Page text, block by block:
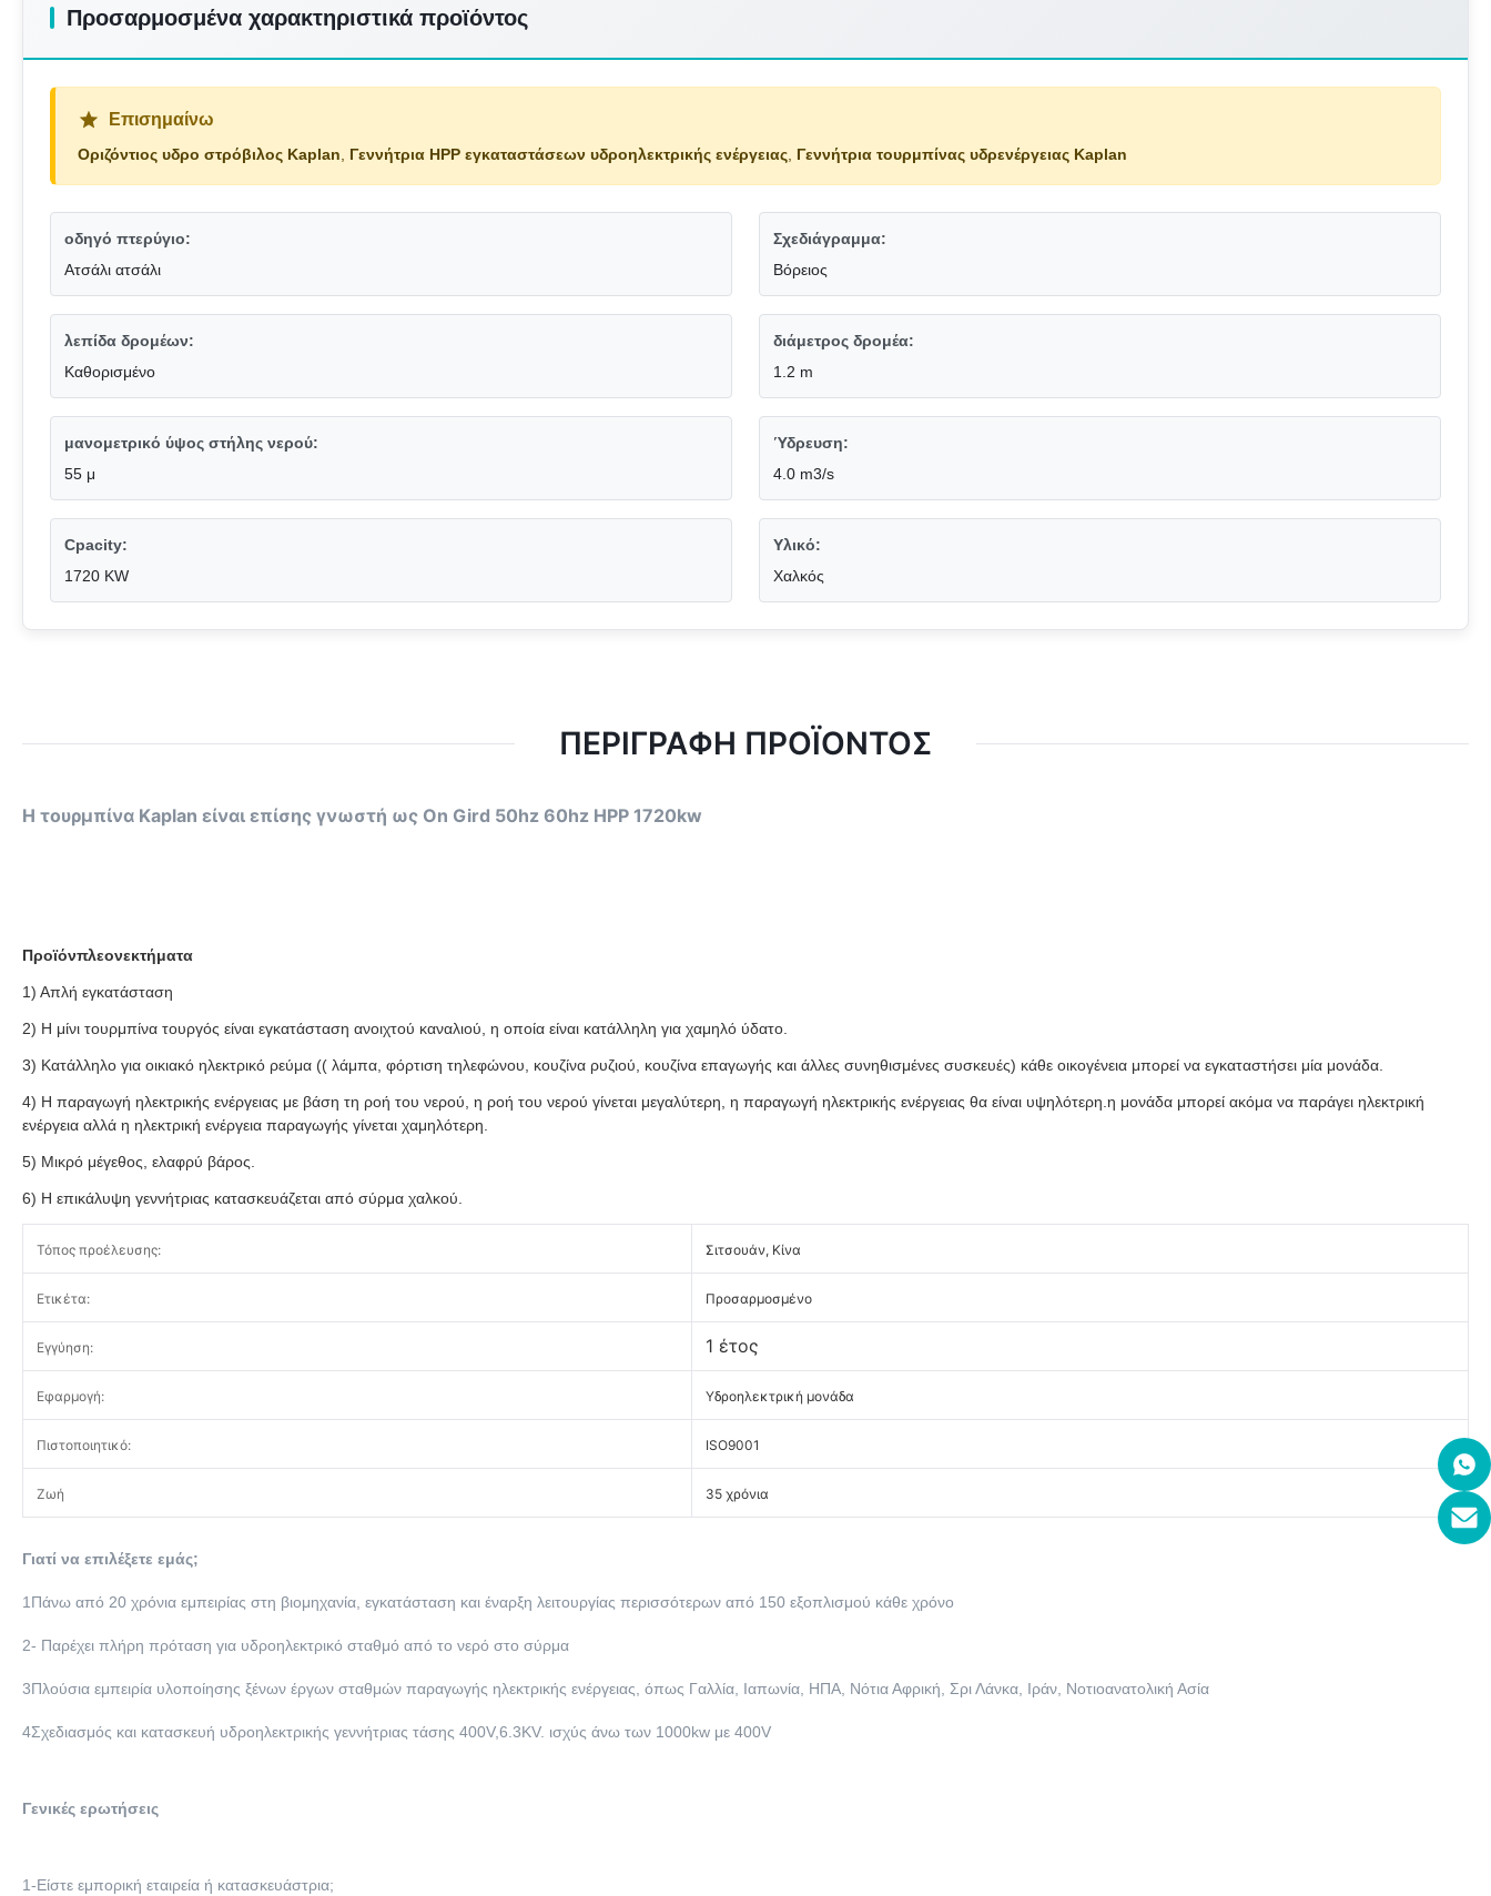
Προσαρμοσμένα χαρακτηριστικά προϊόντος
Επισημαίνω
Οριζόντιος υδρο στρόβιλος Kaplan Γεννήτρια HPP εγκαταστάσεων υδροηλεκτρικής ενέργειας Γεννήτρια τουρμπίνας υδρενέργειας Kaplan
οδηγό πτερύγιο:
Ατσάλι ατσάλι
Σχεδιάγραμμα:
Βόρειος
λεπίδα δρομέων:
Καθορισμένο
διάμετρος δρομέα:
1.2 m
μανομετρικό ύψος στήλης νερού:
55 μ
Ύδρευση:
4.0 m3/s
Cpacity:
1720 KW
Υλικό:
Χαλκός
ΠΕΡΙΓΡΑΦΉ ΠΡΟΪΌΝΤΟΣ
Η τουρμπίνα Kaplan είναι επίσης γνωστή ως On Gird 50hz 60hz HPP 1720kw
Προϊόνπλεονεκτήματα
1) Απλή εγκατάσταση
2) Η μίνι τουρμπίνα τουργός είναι εγκατάσταση ανοιχτού καναλιού, η οποία είναι κατάλληλη για χαμηλό ύδατο.
3) Κατάλληλο για οικιακό ηλεκτρικό ρεύμα (( λάμπα, φόρτιση τηλεφώνου, κουζίνα ρυζιού, κουζίνα επαγωγής και άλλες συνηθισμένες συσκευές) κάθε οικογένεια μπορεί να εγκαταστήσει μία μονάδα.
4) Η παραγωγή ηλεκτρικής ενέργειας με βάση τη ροή του νερού, η ροή του νερού γίνεται μεγαλύτερη, η παραγωγή ηλεκτρικής ενέργειας θα είναι υψηλότερη.η μονάδα μπορεί ακόμα να παράγει ηλεκτρική
ενέργεια αλλά η ηλεκτρική ενέργεια παραγωγής γίνεται χαμηλότερη.
5) Μικρό μέγεθος, ελαφρύ βάρος.
6) Η επικάλυψη γεννήτριας κατασκευάζεται από σύρμα χαλκού.
Τόπος προέλευσης: Σιτσουάν, Κίνα
Ετικέτα: Προσαρμοσμένο
Εγγύηση: 1 έτος
Εφαρμογή: Υδροηλεκτρική μονάδα
Πιστοποιητικό: ISO9001
Ζωή 35 χρόνια
Γιατί να επιλέξετε εμάς;
1Πάνω από 20 χρόνια εμπειρίας στη βιομηχανία, εγκατάσταση και έναρξη λειτουργίας περισσότερων από 150 εξοπλισμού κάθε χρόνο
2- Παρέχει πλήρη πρόταση για υδροηλεκτρικό σταθμό από το νερό στο σύρμα
3Πλούσια εμπειρία υλοποίησης ξένων έργων σταθμών παραγωγής ηλεκτρικής ενέργειας, όπως Γαλλία, Ιαπωνία, ΗΠΑ, Νότια Αφρική, Σρι Λάνκα, Ιράν, Νοτιοανατολική Ασία
4Σχεδιασμός και κατασκευή υδροηλεκτρικής γεννήτριας τάσης 400V,6.3KV. ισχύς άνω των 1000kw με 400V
Γενικές ερωτήσεις
1-Είστε εμπορική εταιρεία ή κατασκευάστρια;